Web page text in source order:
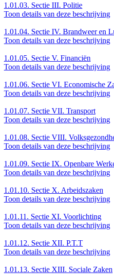
1.01.03. Sectie III. Politie
Toon details van deze beschrijving
1.01.04. Sectie IV. Brandweer en
Toon details van deze beschrijving
1.01.05. Sectie V. Financiën
Toon details van deze beschrijving
1.01.06. Sectie VI. Economische
Toon details van deze beschrijving
1.01.07. Sectie VII. Transport
Toon details van deze beschrijving
1.01.08. Sectie VIII.
Toon details van deze beschrijving
1.01.09. Sectie IX. Openbare
Toon details van deze beschrijving
1.01.10. Sectie X. Arbeidszaken
Toon details van deze beschrijving
1.01.11. Sectie XI. Voorlichting
Toon details van deze beschrijving
1.01.12. Sectie XII. P.T.T
Toon details van deze beschrijving
1.01.13. Sectie XIII. Sociale Zaken